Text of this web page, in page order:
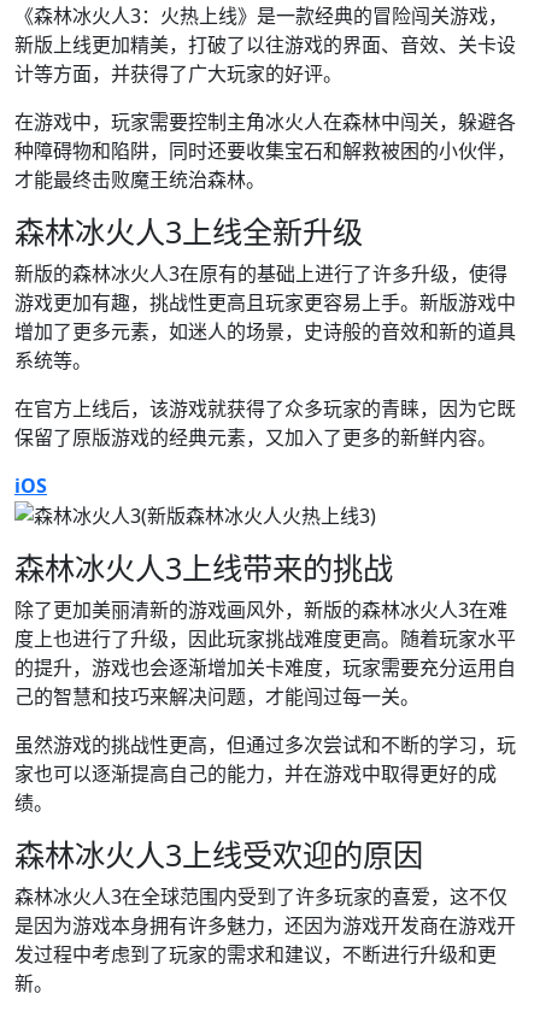
《森林冰火人3：火热上线》是一款经典的冒险闯关游戏，
新版上线更加精美，打破了以往游戏的界面、音效、关卡设
计等方面，并获得了广大玩家的好评。
在游戏中，玩家需要控制主角冰火人在森林中闯关，躲避各
种障碍物和陷阱，同时还要收集宝石和解救被困的小伙伴，
才能最终击败魔王统治森林。
森林冰火人3上线全新升级
新版的森林冰火人3在原有的基础上进行了许多升级，使得
游戏更加有趣，挑战性更高且玩家更容易上手。新版游戏中
增加了更多元素，如迷人的场景，史诗般的音效和新的道具
系统等。
在官方上线后，该游戏就获得了众多玩家的青睐，因为它既
保留了原版游戏的经典元素，又加入了更多的新鲜内容。
iOS
森林冰火人3上线带来的挑战
除了更加美丽清新的游戏画风外，新版的森林冰火人3在难
度上也进行了升级，因此玩家挑战难度更高。随着玩家水平
的提升，游戏也会逐渐增加关卡难度，玩家需要充分运用自
己的智慧和技巧来解决问题，才能闯过每一关。
虽然游戏的挑战性更高，但通过多次尝试和不断的学习，玩
家也可以逐渐提高自己的能力，并在游戏中取得更好的成
绩。
森林冰火人3上线受欢迎的原因
森林冰火人3在全球范围内受到了许多玩家的喜爱，这不仅
是因为游戏本身拥有许多魅力，还因为游戏开发商在游戏开
发过程中考虑到了玩家的需求和建议，不断进行升级和更
新。